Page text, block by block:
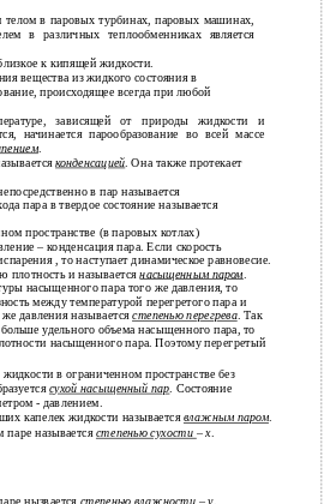
в паровых турбинах, паровых машинах,
в различных теплообменниках является
к кипящей жидкости.
вещества из жидкого состояния в
происходящее всегда при любой
зависящей от природы жидкости и
начинается парообразование во всей массе
.
конденсацией. Она также протекает
в пар называется
пара в твердое состояние называется
пространстве (в паровых котлах)
– конденсация пара. Если скорость
, то наступает динамическое равновесие.
плотность и называетсянасыщенным паром
насыщенного пара того же давления, то
между температурой перегретого пара и
давления называетсястепенью перегрева. Так
удельного объема насыщенного пара, то
насыщенного пара. Поэтому перегретый
в ограниченном пространстве без
сухой насыщенный пар. Состояние
- давлением.
капелек жидкости называетсявлажным паром.
паре называетсястепенью сухости –х.
нызвается степенью влажности –у.